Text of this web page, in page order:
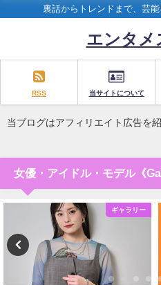
裏話からトレンドまで、芸
エンタメ
RSS 当サイトについて
当ブログはアフィリエイト広告を
女優・アイドル・モデル《
ギャラリー